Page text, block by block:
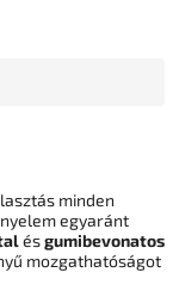
minden
egyaránt
ésgumibevonatos
mozgathatóságot